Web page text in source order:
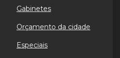
Gabinetes
Orçamento da cidade
Especiais